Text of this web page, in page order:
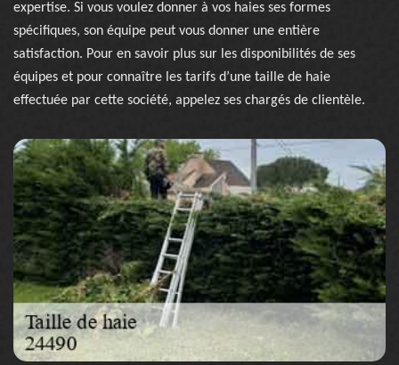
expertise. Si vous voulez donner à vos haies ses formes
spécifiques, son équipe peut vous donner une entière
satisfaction. Pour en savoir plus sur les disponibilités de ses
équipes et pour connaître les tarifs d’une taille de haie
effectuée par cette société, appelez ses chargés de clientèle.